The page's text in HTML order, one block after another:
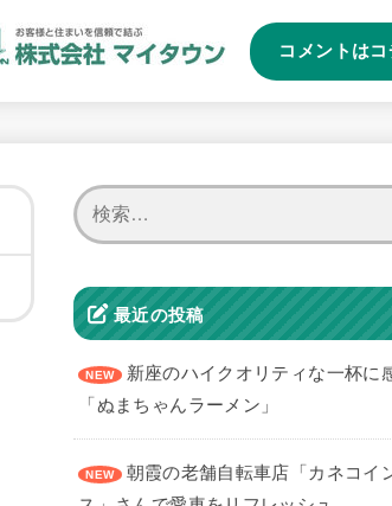
コメントはコ
最近の投稿
新座のハイクオリティな一杯に
「ぬまちゃんラーメン」
朝霞の老舗自転車店「カネコイ